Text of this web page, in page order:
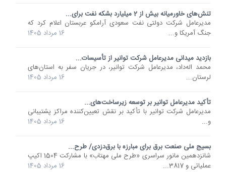
تنش‌های خاورمیانه بیش از 2 میلیارد بشکه نفت برای...
مدیرعامل شرکت دولتی نفت سعودی آرامکو عربستان اعلام کرد که
جنگ آمریکا و...
16 مرداد 1405
بازدید میدانی مدیرعامل شرکت توانیر از تأسیسات...
محمد اله‌داد، مدیرعامل شرکت توانیر، در جریان سفر به استان‌های
لرستان...
16 مرداد 1405
تأکید مدیرعامل توانیر بر توسعه زیرساخت‌های...
مدیرعامل شرکت توانیر با تأکید بر نقش تعیین‌کننده مراکز پشتیبانی
و...
16 مرداد 1405
بسیج ملی صنعت برق برای مبارزه با برق‌دزدی/ طرح...
شانزدهمین مانور سراسری «طرح ملی مهتاب» با مشارکت 1504 اکیپ
عملیاتی و 3817...
16 مرداد 1405